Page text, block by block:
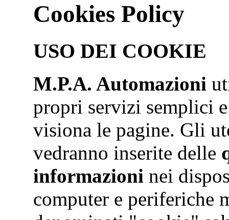
Cookies Policy
USO DEI COOKIE
M.P.A. Automazioni
propri servizi semplici
visiona le pagine. Gli
vedranno inserite delle
informazioni nei
computer e